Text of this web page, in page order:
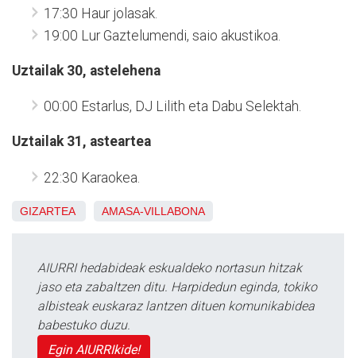
17:30 Haur jolasak.
19:00 Lur Gaztelumendi, saio akustikoa.
Uztailak 30, astelehena
00:00 Estarlus, DJ Lilith eta Dabu Selektah.
Uztailak 31, asteartea
22:30 Karaokea.
GIZARTEA AMASA-VILLABONA
AIURRI hedabideak eskualdeko nortasun hitzak
jaso eta zabaltzen ditu. Harpidedun eginda, tokiko
albisteak euskaraz lantzen dituen komunikabidea
babestuko duzu.
Egin AIURRIkide!